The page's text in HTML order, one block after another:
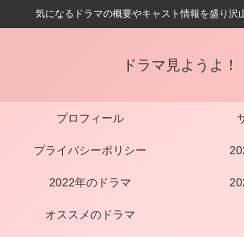
気になるドラマの概要やキャスト情報を盛り沢
ドラマ見ようよ！
プロフィール
プライバシーポリシー
2022年のドラマ
オススメのドラマ